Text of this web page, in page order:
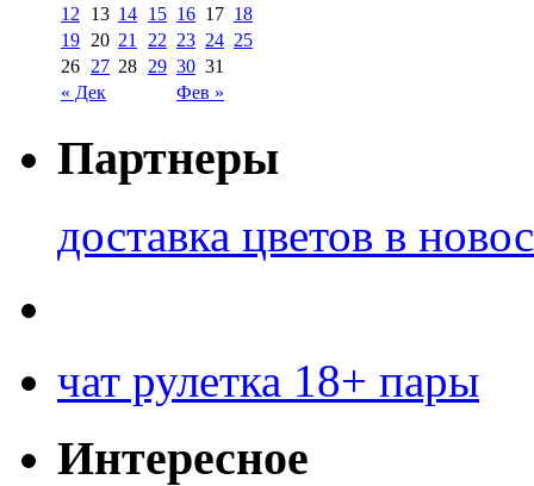
« Дек Фев »
12 13 14 15 16 17 18
19 20 21 22 23 24 25
26 27 28 29 30 31
Партнеры
доставка цветов в
чат рулетка 18+ пары
Интересное